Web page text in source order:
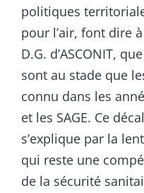
politiques
pour l’air, font dire
D.G. d’ASCONIT,
sont au stade que
connu dans les
et les SAGE. Ce
s’explique par la
qui reste une
de la sécurité